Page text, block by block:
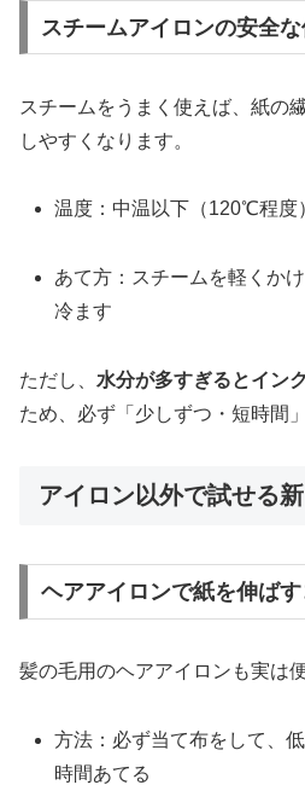
スチームアイロンの安全
スチームをうまく使えば、紙の
しやすくなります。
温度：中温以下（120℃程度
あて方：スチームを軽くか
冷ます
ただし、 水分が多すぎるとイン
ため、必ず「少しずつ・短時間
アイロン以外で試せる
ヘアアイロンで紙を伸ば
髪の毛用のヘアアイロンも実は便
方法：必ず当て布をして、
時間あてる